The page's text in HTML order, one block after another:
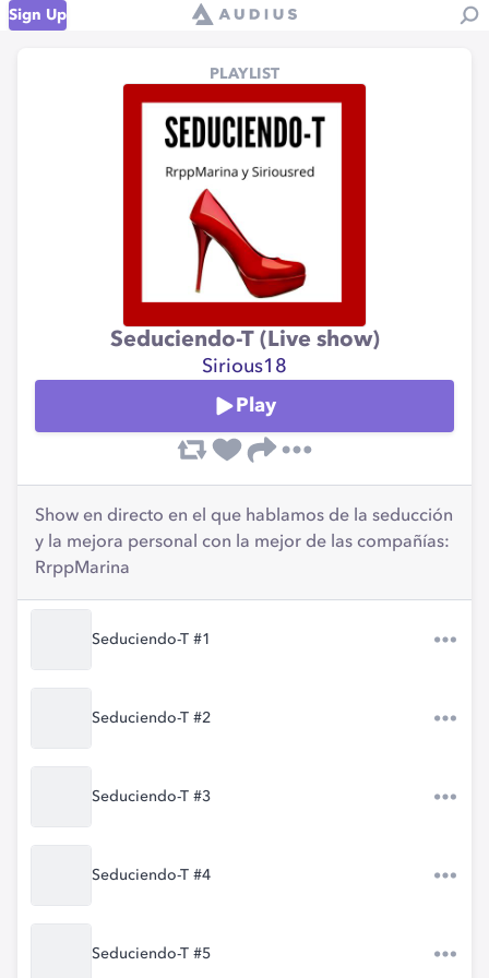
Sign Up
PLAYLIST
Seduciendo-T (Live show)
Sirious18
Play
Show en directo en el que hablamos de la seducción
y la mejora personal con la mejor de las compañías:
RrppMarina
Seduciendo-T #1
Seduciendo-T #2
Seduciendo-T #3
Seduciendo-T #4
Seduciendo-T #5